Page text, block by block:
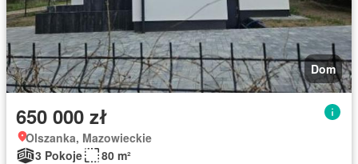
Dom
650 000 zł
Olszanka, Mazowieckie
3 Pokoje
80 m²